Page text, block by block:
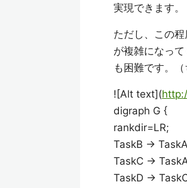
実現できます。
ただし、この
が複雑になっ
も困難です。
![Alt text](
digraph G {
rankdir=LR;
TaskB -> TaskA
TaskC ->
TaskD ->